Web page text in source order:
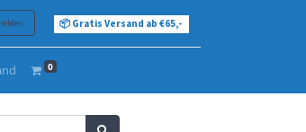
📦 Gratis Versand ab €65,-
0